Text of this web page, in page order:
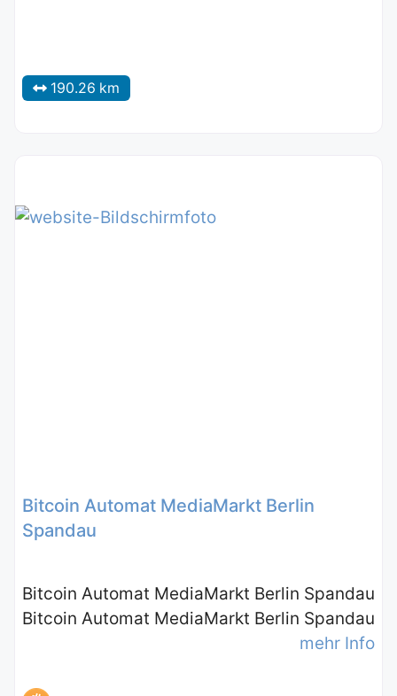
190.26 km
Bitcoin Automat MediaMarkt Berlin
Spandau
Bitcoin Automat MediaMarkt Berlin Spandau
Bitcoin Automat MediaMarkt Berlin Spandau
mehr Info